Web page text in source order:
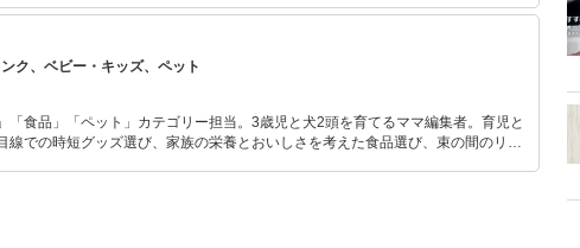
ク、ベビー・キッズ、ペット
「食品」「ペット」カテゴリー担当。3歳児と犬2頭を育てるママ編集者。育児と
線での時短グッズ選び、家族の栄養とおいしさを考えた食品選び、束の間のリラ